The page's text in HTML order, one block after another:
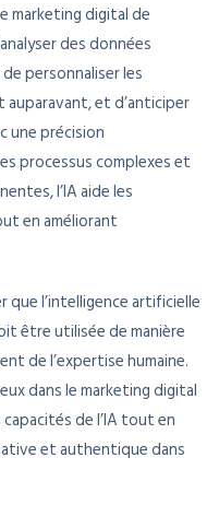
marketing digital de
des données
personnaliser les
auparavant, et d’anticiper
une précision
processus complexes et
l’IA aide les
en améliorant
l’intelligence artificielle
être utilisée de manière
de l’expertise humaine.
dans le marketing digital
de l’IA tout en
et authentique dans